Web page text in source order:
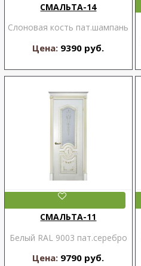
СМАЛЬТА-14
Слоновая кость пат.шампань
Цена: 9390 руб.
СМАЛЬТА-11
Белый RAL 9003 пат.серебро
Цена: 9790 руб.